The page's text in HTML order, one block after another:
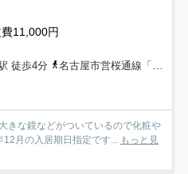
11,000円
徒歩4分
名古屋市営桜通線「国際センター」駅 徒歩11分
きな鏡などがついているので化粧や
月の入居期日指定です... もっと見